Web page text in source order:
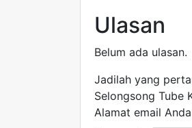
Selongsong
Tube
Kabel
Rol
Fort
Ulasan
Belum ada ulasan.
Jadilah yang
Selongsong Tube
Alamat email